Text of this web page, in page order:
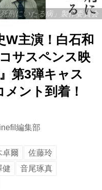
刑にいたる病」製作委員会
W主演！白石和
サスペンス映
第3弾キャス
メント到着！
編集部
卓爾
佐藤玲
健
音尾琢真